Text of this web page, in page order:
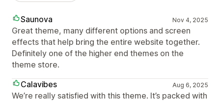
Saunova Nov 4, 2025
Great theme, many different options and screen
effects that help bring the entire website together.
Definitely one of the higher end themes on the
theme store.
Calavibes
Aug 6, 2025
We’re really satisfied with this theme. It’s packed with